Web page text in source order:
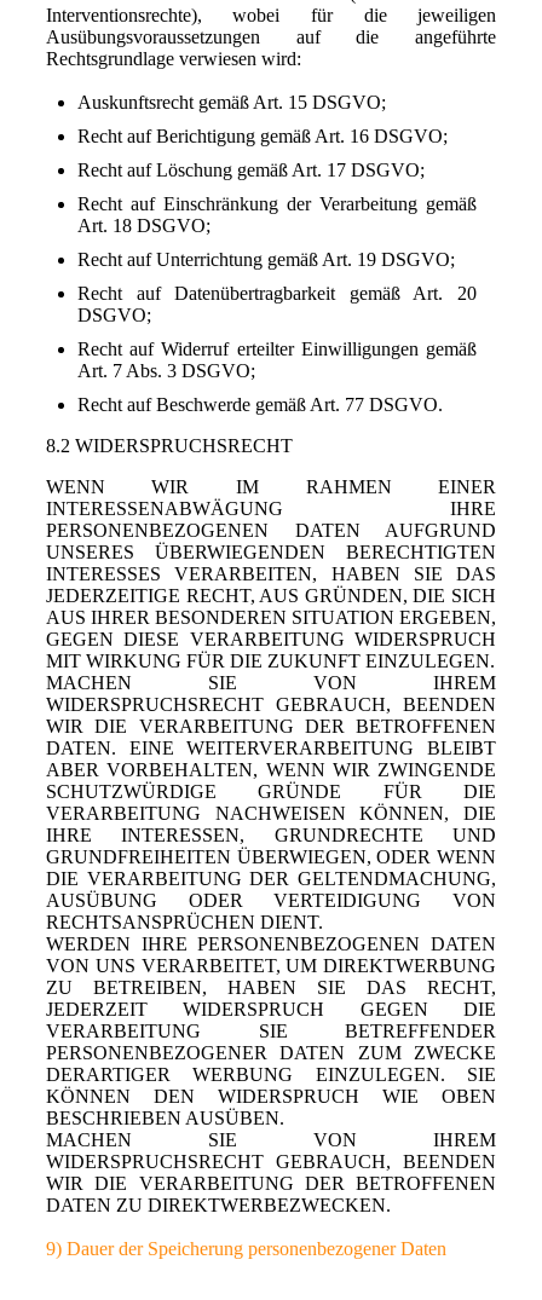
Interventionsrechte), wobei für die jeweiligen
Ausübungsvoraussetzungen auf die angeführte
Rechtsgrundlage verwiesen wird:
Auskunftsrecht gemäß Art. 15 DSGVO;
Recht auf Berichtigung gemäß Art. 16 DSGVO;
Recht auf Löschung gemäß Art. 17 DSGVO;
Recht auf Einschränkung der Verarbeitung gemäß
Art. 18 DSGVO;
Recht auf Unterrichtung gemäß Art. 19 DSGVO;
Recht auf Datenübertragbarkeit gemäß Art. 20
DSGVO;
Recht auf Widerruf erteilter Einwilligungen gemäß
Art. 7 Abs. 3 DSGVO;
Recht auf Beschwerde gemäß Art. 77 DSGVO.
8.2 WIDERSPRUCHSRECHT
WENN WIR IM RAHMEN EINER
INTERESSENABWÄGUNG IHRE
PERSONENBEZOGENEN DATEN AUFGRUND
UNSERES ÜBERWIEGENDEN BERECHTIGTEN
INTERESSES VERARBEITEN, HABEN SIE DAS
JEDERZEITIGE RECHT, AUS GRÜNDEN, DIE SICH
AUS IHRER BESONDEREN SITUATION ERGEBEN,
GEGEN DIESE VERARBEITUNG WIDERSPRUCH
MIT WIRKUNG FÜR DIE ZUKUNFT EINZULEGEN.
MACHEN SIE VON IHREM
WIDERSPRUCHSRECHT GEBRAUCH, BEENDEN
WIR DIE VERARBEITUNG DER BETROFFENEN
DATEN. EINE WEITERVERARBEITUNG BLEIBT
ABER VORBEHALTEN, WENN WIR ZWINGENDE
SCHUTZWÜRDIGE GRÜNDE FÜR DIE
VERARBEITUNG NACHWEISEN KÖNNEN, DIE
IHRE INTERESSEN, GRUNDRECHTE UND
GRUNDFREIHEITEN ÜBERWIEGEN, ODER WENN
DIE VERARBEITUNG DER GELTENDMACHUNG,
AUSÜBUNG ODER VERTEIDIGUNG VON
RECHTSANSPRÜCHEN DIENT.
WERDEN IHRE PERSONENBEZOGENEN DATEN
VON UNS VERARBEITET, UM DIREKTWERBUNG
ZU BETREIBEN, HABEN SIE DAS RECHT,
JEDERZEIT WIDERSPRUCH GEGEN DIE
VERARBEITUNG SIE BETREFFENDER
PERSONENBEZOGENER DATEN ZUM ZWECKE
DERARTIGER WERBUNG EINZULEGEN. SIE
KÖNNEN DEN WIDERSPRUCH WIE OBEN
BESCHRIEBEN AUSÜBEN.
MACHEN SIE VON IHREM
WIDERSPRUCHSRECHT GEBRAUCH, BEENDEN
WIR DIE VERARBEITUNG DER BETROFFENEN
DATEN ZU DIREKTWERBEZWECKEN.
9) Dauer der Speicherung personenbezogener Daten